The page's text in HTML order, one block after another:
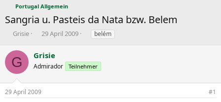
Portugal Allgemein
Sangria u. Pasteis da Nata bzw. Belem
E
s
t
e
l
e
Grisie
E
s
t
e
l
29 April 2009
S
l
a
w
belém
G Grisie
Admirador Teilnehmer
29 April 2009 #1